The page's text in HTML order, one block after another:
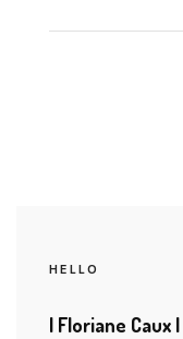
HELLO
| Floriane Caux |